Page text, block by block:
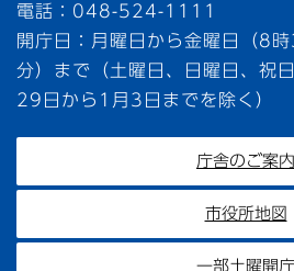
電話：048-524-1111
開庁日：月曜日から金曜日（8
分）まで（土曜日、日曜日、祝
29日から1月3日までを除く）
庁舎のご案内
市役所地図
一部土曜開庁